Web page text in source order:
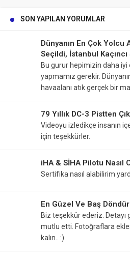
SON YAPILAN YORUMLAR
Dünyanın En Çok Yolcu
Seçildi, İstanbul Kaçıncı
Bu gurur hepimizin daha iyi
yapmamız gerekir.
havaalanı atık gerçek bir
79 Yıllık DC-3 Pistten
Videoyu izledikçe insanın
için teşekkürler.
iHA & SİHA Pilotu Nasıl
Sertifika nasıl alabilirim
En Güzel Ve Baş
Biz teşekkür ederiz.
mutlu etti. Fotoğraflara
kalın.. :)